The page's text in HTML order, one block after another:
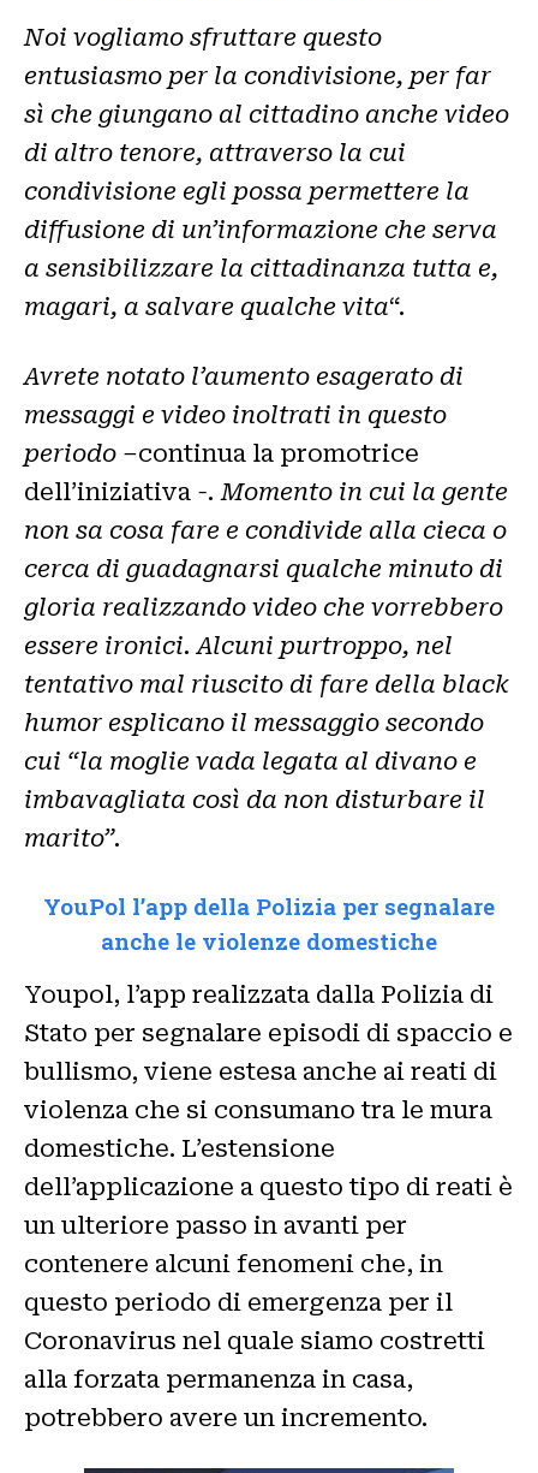
Noi vogliamo sfruttare questo
entusiasmo per la condivisione, per far
sì che giungano al cittadino anche video
di altro tenore, attraverso la cui
condivisione egli possa permettere la
diffusione di un’informazione che serva
a sensibilizzare la cittadinanza tutta e,
magari, a salvare qualche vita“.
Avrete notato l’aumento esagerato di
messaggi e video inoltrati in questo
periodo –continua la promotrice
dell’iniziativa -. Momento in cui la gente
non sa cosa fare e condivide alla cieca o
cerca di guadagnarsi qualche minuto di
gloria realizzando video che vorrebbero
essere ironici. Alcuni purtroppo, nel
tentativo mal riuscito di fare della black
humor esplicano il messaggio secondo
cui “la moglie vada legata al divano e
imbavagliata così da non disturbare il
marito”.
YouPol l’app della Polizia per segnalare
anche le violenze domestiche
Youpol, l’app realizzata dalla Polizia di
Stato per segnalare episodi di spaccio e
bullismo, viene estesa anche ai reati di
violenza che si consumano tra le mura
domestiche. L’estensione
dell’applicazione a questo tipo di reati è
un ulteriore passo in avanti per
contenere alcuni fenomeni che, in
questo periodo di emergenza per il
Coronavirus nel quale siamo costretti
alla forzata permanenza in casa,
potrebbero avere un incremento.